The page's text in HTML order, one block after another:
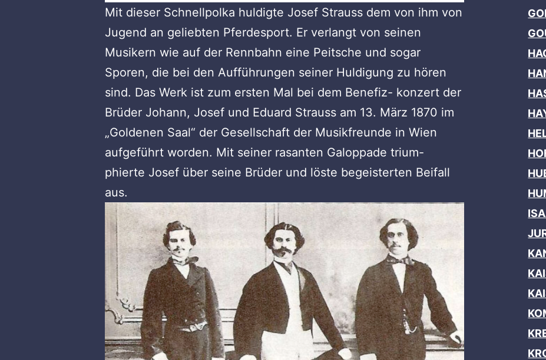
Mit dieser Schnellpolka huldigte Josef Strauss dem von ihm von
Jugend an geliebten Pferdesport. Er verlangt von seinen
Musikern wie auf der Rennbahn eine Peitsche und sogar
Sporen, die bei den Aufführungen seiner Huldigung zu hören
sind. Das Werk ist zum ersten Mal bei dem Benefiz- konzert der
Brüder Johann, Josef und Eduard Strauss am 13. März 1870 im
„Goldenen Saal“ der Gesellschaft der Musikfreunde in Wien
aufgeführt worden. Mit seiner rasanten Galoppade trium-
phierte Josef über seine Brüder und löste begeisterten Beifall
aus.